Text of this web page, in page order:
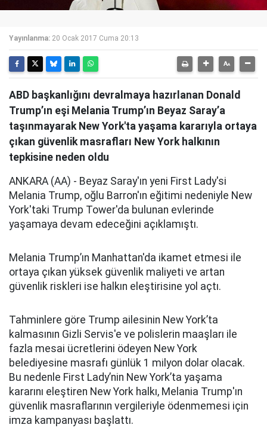
Yayınlanma: 20 Ocak 2017 Cuma 20:13
ABD başkanlığını devralmaya hazırlanan Donald
Trump’ın eşi Melania Trump’ın Beyaz Saray’a
taşınmayarak New York'ta yaşama kararıyla ortaya
çıkan güvenlik masrafları New York halkının
tepkisine neden oldu
ANKARA (AA) - Beyaz Saray'ın yeni First Lady'si
Melania Trump, oğlu Barron'ın eğitimi nedeniyle New
York'taki Trump Tower'da bulunan evlerinde
yaşamaya devam edeceğini açıklamıştı.
Melania Trump’ın Manhattan'da ikamet etmesi ile
ortaya çıkan yüksek güvenlik maliyeti ve artan
güvenlik riskleri ise halkın eleştirisine yol açtı.
Tahminlere göre Trump ailesinin New York’ta
kalmasının Gizli Servis'e ve polislerin maaşları ile
fazla mesai ücretlerini ödeyen New York
belediyesine masrafı günlük 1 milyon dolar olacak.
Bu nedenle First Lady’nin New York’ta yaşama
kararını eleştiren New York halkı, Melania Trump'ın
güvenlik masraflarının vergileriyle ödenmemesi için
imza kampanyası başlattı.